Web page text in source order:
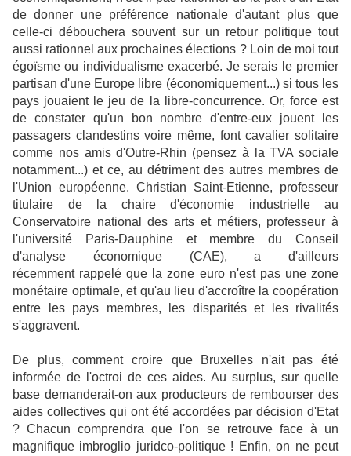
de donner une préférence nationale d'autant plus que
celle-ci débouchera souvent sur un retour politique tout
aussi rationnel aux prochaines élections ? Loin de moi tout
égoïsme ou individualisme exacerbé. Je serais le premier
partisan d'une Europe libre (économiquement...) si tous les
pays jouaient le jeu de la libre-concurrence. Or, force est
de constater qu'un bon nombre d'entre-eux jouent les
passagers clandestins voire même, font cavalier solitaire
comme nos amis d'Outre-Rhin (pensez à la TVA sociale
notamment...) et ce, au détriment des autres membres de
l'Union européenne. Christian Saint-Etienne, professeur
titulaire de la chaire d'économie industrielle au
Conservatoire national des arts et métiers, professeur à
l'université Paris-Dauphine et membre du Conseil
d'analyse économique (CAE), a d'ailleurs
récemment rappelé que la zone euro n'est pas une zone
monétaire optimale, et qu'au lieu d'accroître la coopération
entre les pays membres, les disparités et les rivalités
s'aggravent.
De plus, comment croire que Bruxelles n'ait pas été
informée de l'octroi de ces aides. Au surplus, sur quelle
base demanderait-on aux producteurs de rembourser des
aides collectives qui ont été accordées par décision d'Etat
? Chacun comprendra que l'on se retrouve face à un
magnifique imbroglio juridco-politique ! Enfin, on ne peut